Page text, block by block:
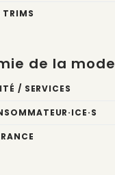
TRIMS
de la mode
/ SERVICES